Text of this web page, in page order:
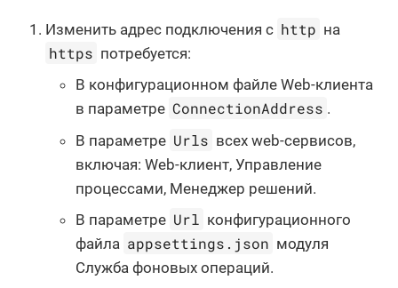
Изменить адрес подключения с http на
https потребуется:
В конфигурационном файле Web-клиента
в параметре ConnectionAddress .
В параметре Urls всех web-сервисов,
включая: Web-клиент, Управление
процессами, Менеджер решений.
В параметре Url конфигурационного
файла appsettings.json модуля
Служба фоновых операций.